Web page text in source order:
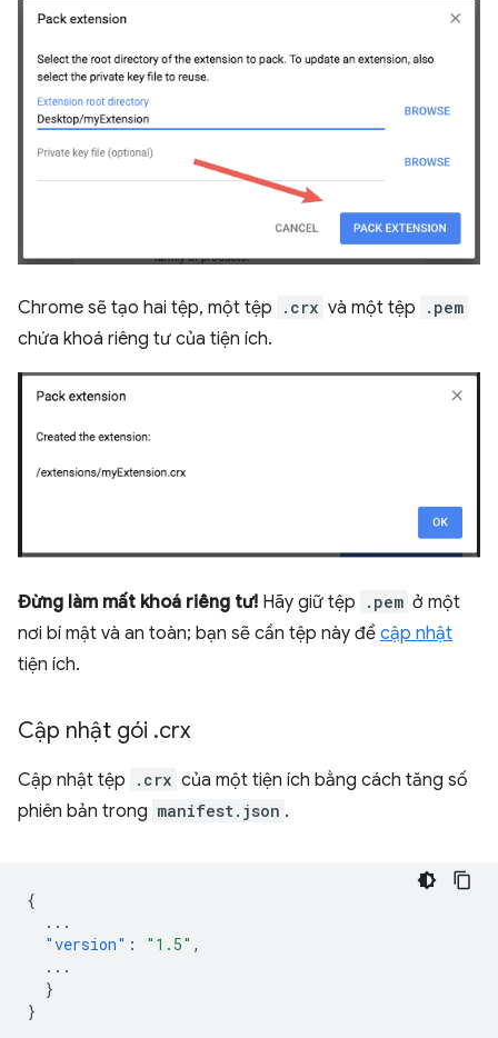
Chrome sẽ tạo hai tệp, một tệp .crx và một tệp .pem
chứa khoá riêng tư của tiện ích.
Đừng làm mất khoá riêng tư! Hãy giữ tệp .pem ở một
nơi bí mật và an toàn; bạn sẽ cần tệp này để cập nhật
tiện ích.
Cập nhật gói .crx
Cập nhật tệp .crx của một tiện ích bằng cách tăng số
phiên bản trong manifest.json .
{
...
"version" : "1.5" ,
...
}
}